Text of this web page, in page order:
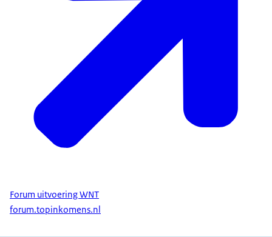
Forum uitvoering WNT
forum.topinkomens.nl